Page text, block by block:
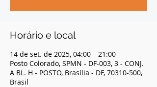
Horário e local
14 de set. de 2025, 04:00 – 21:00
Posto Colorado, SPMN - DF-003, 3 - CONJ.
A BL. H - POSTO, Brasília - DF, 70310-500,
Brasil